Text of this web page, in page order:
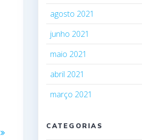
agosto 2021
junho 2021
maio 2021
abril 2021
março 2021
CATEGORIAS